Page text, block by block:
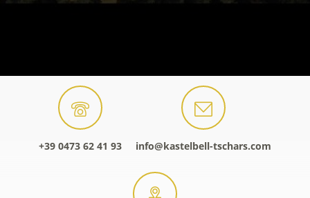
+39 0473 62 41 93 info@kastelbell-tschars.com